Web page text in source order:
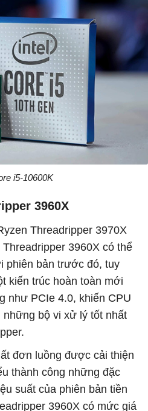
i5-10600K
3960X
Threadripper 3970X
3960X có thể
phiên bản trước đó, tuy
kiến ​​trúc hoàn toàn mới
như PCIe 4.0, khiến CPU
bộ vi xử lý tốt nhất
đơn luồng được cải thiện
thành công những đặc
suất của phiên bản tiền
3960X có mức giá